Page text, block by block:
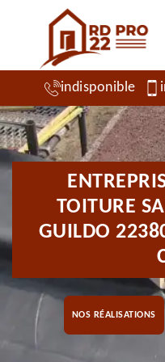
indisponible
TOITURE
GUILDO
NOS RÉALISATIONS